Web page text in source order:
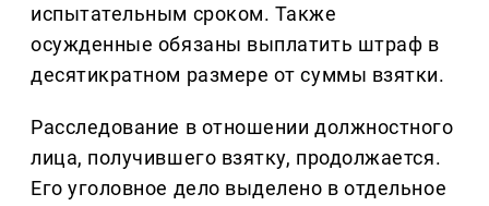
испытательным сроком. Также
осужденные обязаны выплатить штраф в
десятикратном размере от суммы взятки.
Расследование в отношении должностного
лица, получившего взятку, продолжается.
Его уголовное дело выделено в отдельное